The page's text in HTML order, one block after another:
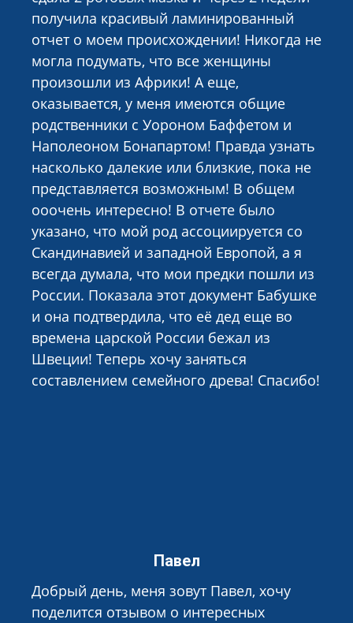
получила красивый ламинированный
отчет о моем происхождении! Никогда не
могла подумать, что все женщины
произошли из Африки! А еще,
оказывается, у меня имеются общие
родственники с Уороном Баффетом и
Наполеоном Бонапартом! Правда узнать
насколько далекие или близкие, пока не
представляется возможным! В общем
ооочень интересно! В отчете было
указано, что мой род ассоциируется со
Скандинавией и западной Европой, а я
всегда думала, что мои предки пошли из
России. Показала этот документ Бабушке
и она подтвердила, что её дед еще во
времена царской России бежал из
Швеции! Теперь хочу заняться
составлением семейного древа! Спасибо!
Павел
Добрый день, меня зовут Павел, хочу
поделится отзывом о интересных